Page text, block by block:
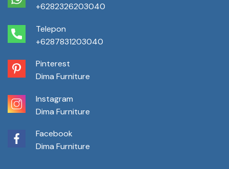
+6282326203040
Telepon
+6287831203040
Pinterest
Dima Furniture
Instagram
Dima Furniture
Facebook
Dima Furniture